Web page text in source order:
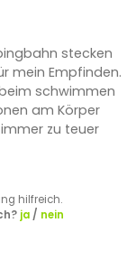
stecken
mein Empfinden.
schwimmen
am Körper
zu teuer
hilfreich.
ja/ nein